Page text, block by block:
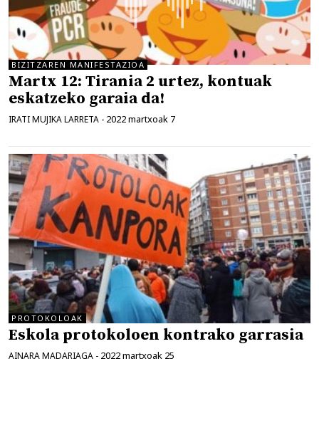
BIZITZAREN MANIFESTAZIOA
Martx 12: Tirania 2 urtez, kontuak
eskatzeko garaia da!
IRATI MUJIKA LARRETA - 2022 martxoak 7
PROTOKOLOAK
Eskola protokoloen kontrako garrasia
AINARA MADARIAGA - 2022 martxoak 25